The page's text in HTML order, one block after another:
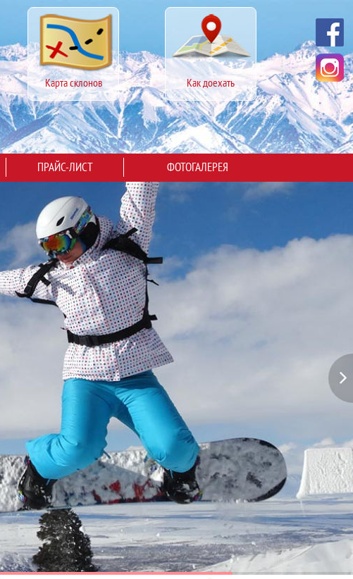
Карта склонов Как доехать
ПРАЙС-ЛИСТ ФОТОГАЛЕРЕЯ